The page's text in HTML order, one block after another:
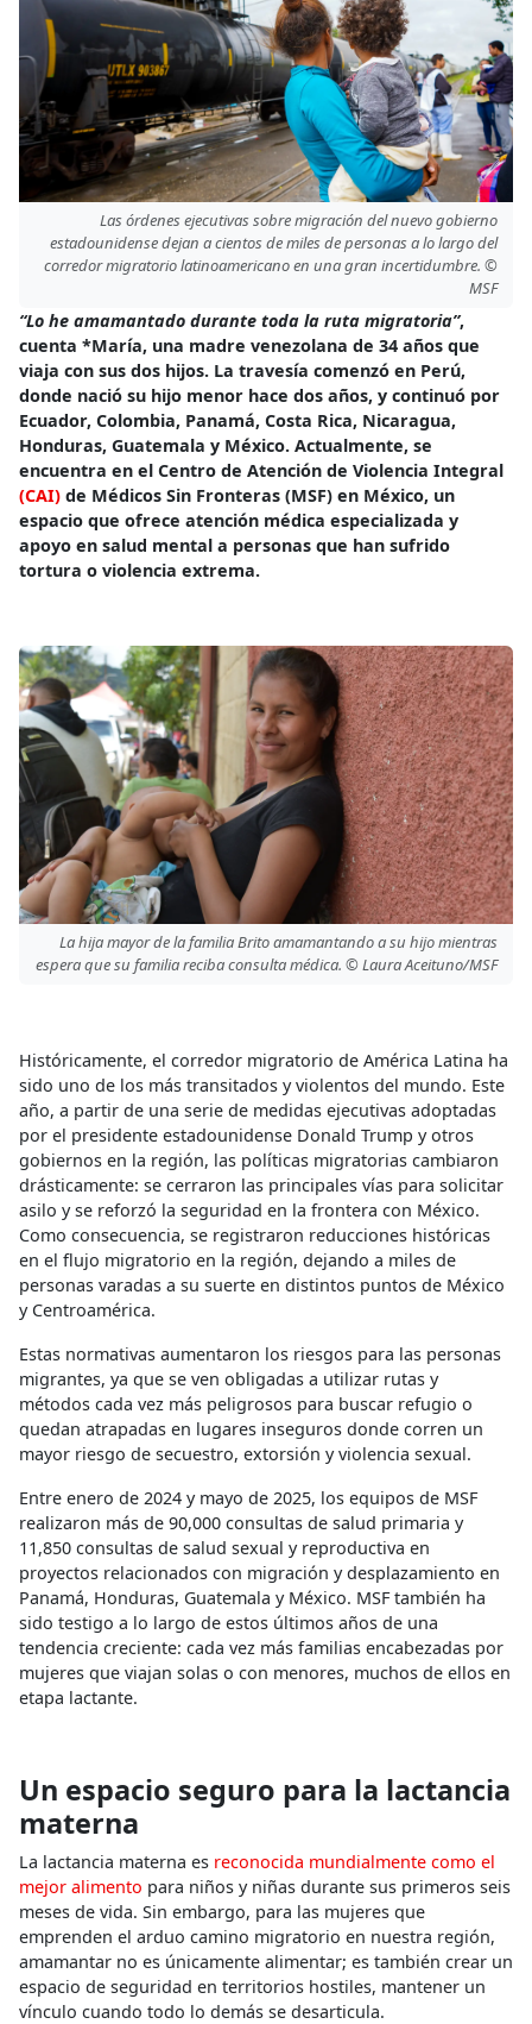
Las órdenes ejecutivas sobre migración del nuevo gobierno
estadounidense dejan a cientos de miles de personas a lo largo del
corredor migratorio latinoamericano en una gran incertidumbre. ©
MSF
“Lo he amamantado durante toda la ruta migratoria”,
cuenta *María, una madre venezolana de 34 años que
viaja con sus dos hijos. La travesía comenzó en Perú,
donde nació su hijo menor hace dos años, y continuó por
Ecuador, Colombia, Panamá, Costa Rica, Nicaragua,
Honduras, Guatemala y México. Actualmente, se
encuentra en el Centro de Atención de Violencia Integral
(CAI) de Médicos Sin Fronteras (MSF) en México, un
espacio que ofrece atención médica especializada y
apoyo en salud mental a personas que han sufrido
tortura o violencia extrema.
La hija mayor de la familia Brito amamantando a su hijo mientras
espera que su familia reciba consulta médica. © Laura Aceituno/MSF
Históricamente, el corredor migratorio de América Latina ha
sido uno de los más transitados y violentos del mundo. Este
año, a partir de una serie de medidas ejecutivas adoptadas
por el presidente estadounidense Donald Trump y otros
gobiernos en la región, las políticas migratorias cambiaron
drásticamente: se cerraron las principales vías para solicitar
asilo y se reforzó la seguridad en la frontera con México.
Como consecuencia, se registraron reducciones históricas
en el flujo migratorio en la región, dejando a miles de
personas varadas a su suerte en distintos puntos de México
y Centroamérica.
Estas normativas aumentaron los riesgos para las personas
migrantes, ya que se ven obligadas a utilizar rutas y
métodos cada vez más peligrosos para buscar refugio o
quedan atrapadas en lugares inseguros donde corren un
mayor riesgo de secuestro, extorsión y violencia sexual.
Entre enero de 2024 y mayo de 2025, los equipos de MSF
realizaron más de 90,000 consultas de salud primaria y
11,850 consultas de salud sexual y reproductiva en
proyectos relacionados con migración y desplazamiento en
Panamá, Honduras, Guatemala y México. MSF también ha
sido testigo a lo largo de estos últimos años de una
tendencia creciente: cada vez más familias encabezadas por
mujeres que viajan solas o con menores, muchos de ellos en
etapa lactante.
Un espacio seguro para la lactancia
materna
La lactancia materna es reconocida mundialmente como el
mejor alimento para niños y niñas durante sus primeros seis
meses de vida. Sin embargo, para las mujeres que
emprenden el arduo camino migratorio en nuestra región,
amamantar no es únicamente alimentar; es también crear un
espacio de seguridad en territorios hostiles, mantener un
vínculo cuando todo lo demás se desarticula.